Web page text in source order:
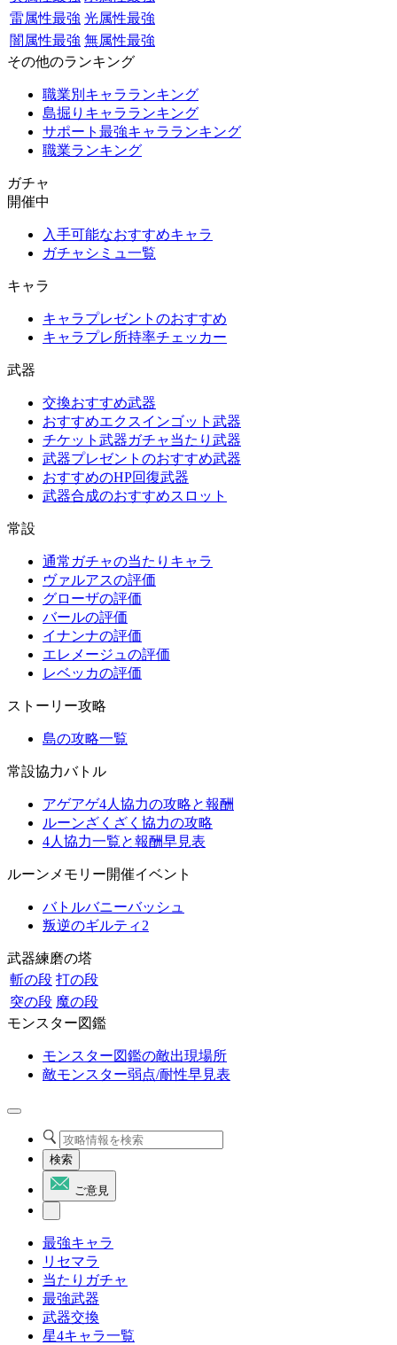
雷属性最強 光属性最強
闇属性最強 無属性最強
その他のランキング
職業別キャラランキング
島掘りキャラランキング
サポート最強キャラランキング
職業ランキング
ガチャ
開催中
入手可能なおすすめキャラ
ガチャシミュ一覧
キャラ
キャラプレゼントのおすすめ
キャラプレ所持率チェッカー
武器
交換おすすめ武器
おすすめエクスインゴット武器
チケット武器ガチャ当たり武器
武器プレゼントのおすすめ武器
おすすめのHP回復武器
武器合成のおすすめスロット
常設
通常ガチャの当たりキャラ
ヴァルアスの評価
グローザの評価
バールの評価
イナンナの評価
エレメージュの評価
レベッカの評価
ストーリー攻略
島の攻略一覧
常設協力バトル
アゲアゲ4人協力の攻略と報酬
ルーンざくざく協力の攻略
4人協力一覧と報酬早見表
ルーンメモリー開催イベント
バトルバニーバッシュ
叛逆のギルティ2
武器練磨の塔
斬の段 打の段
突の段 魔の段
モンスター図鑑
モンスター図鑑の敵出現場所
敵モンスター弱点/耐性早見表
検索
ご意見
最強キャラ
リセマラ
当たりガチャ
最強武器
武器交換
星4キャラ一覧